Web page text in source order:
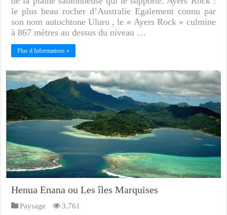
le plus beau rocher d’Australie Egalement connu par
son nom autochtone Uluru , le « Ayers Rock » culmine
à 867 mètres au dessus du niveau …
Plus d Informations »
Henua Enana ou Les îles Marquises
Paysage 3,761